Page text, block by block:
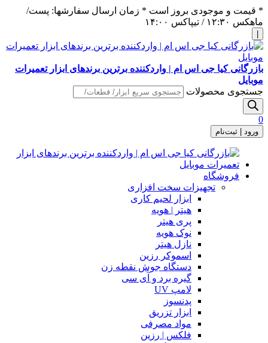
* قیمت و موجودی بروز است * زمان ارسال سفارشها: پست/
ماهکس ١٢:٣٠ / تیپاکس ١۴:٠٠
بازرگانی کیا جی اس ام | واردکننده برترین برندهای ابزار تعمیرات
موبایل
جستجوی محصولات
0
ورود | ثبت‌نام
فروشگاه
تجهیزات سخت افزاری
ابزار لحیم کاری
هیتر | هویه
پری هیتر
نوک هویه
نازل هیتر
اسموکر رزین
دستگاه جوش نقطه زن
گیره برد و آی سی
لامپ UV
پدنسوز
ابزار تزریق
مواد مصرفی
فلکس | رزین